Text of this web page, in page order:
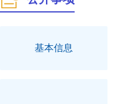
基本信息